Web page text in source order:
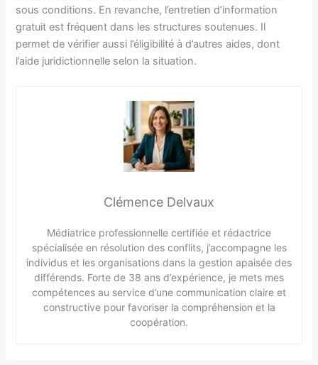
sous conditions. En revanche, l’entretien d’information
gratuit est fréquent dans les structures soutenues. Il
permet de vérifier aussi l’éligibilité à d’autres aides, dont
l’aide juridictionnelle selon la situation.
Clémence Delvaux
Médiatrice professionnelle certifiée et rédactrice
spécialisée en résolution des conflits, j’accompagne les
individus et les organisations dans la gestion apaisée des
différends. Forte de 38 ans d’expérience, je mets mes
compétences au service d’une communication claire et
constructive pour favoriser la compréhension et la
coopération.